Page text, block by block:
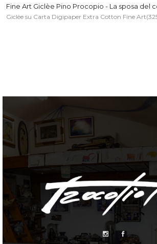
Fine Art Giclèe Pino Procopio - La sposa del
Giclèe su Carta Digipaper Extra Cotton Fine